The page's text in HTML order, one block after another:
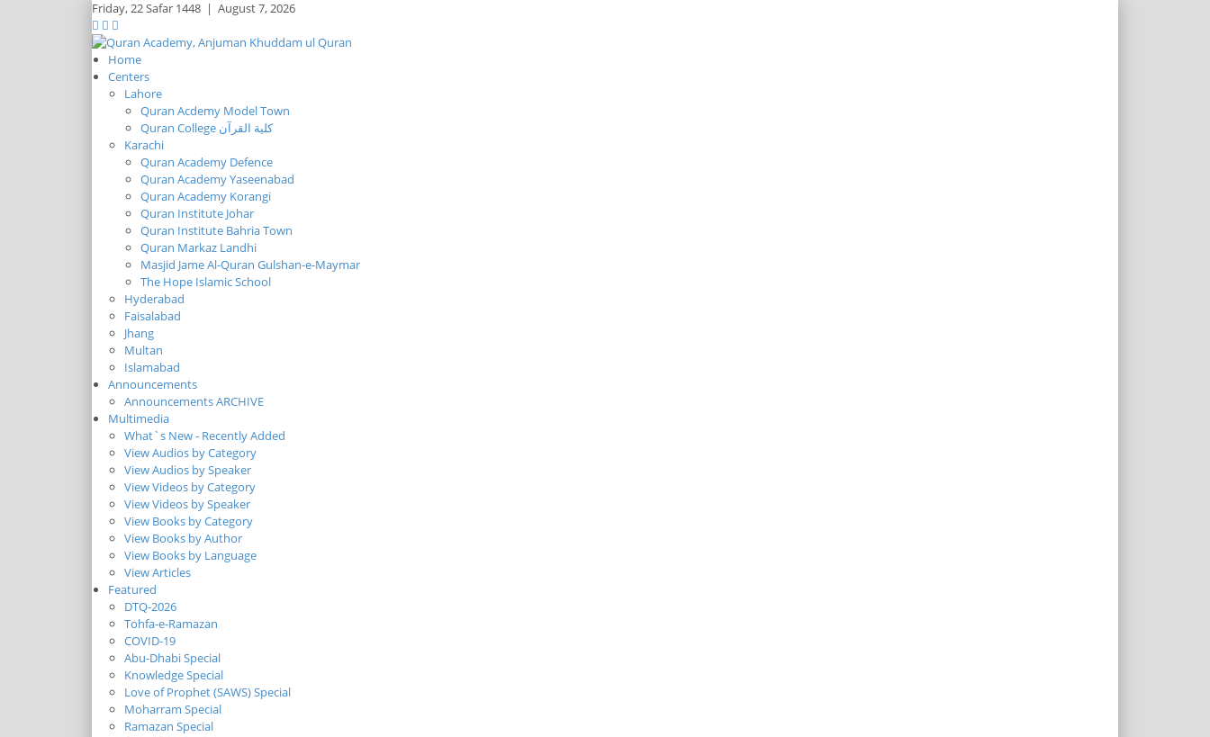
Friday,22 Safar 1448 | August 7, 2026
Home
Centers
Lahore
Quran Acdemy Model Town
Quran College كلية القرآن
Karachi
Quran Academy Defence
Quran Academy Yaseenabad
Quran Academy Korangi
Quran Institute Johar
Quran Institute Bahria Town
Quran Markaz Landhi
Masjid Jame Al-Quran Gulshan-e-Maymar
The Hope Islamic School
Hyderabad
Faisalabad
Jhang
Multan
Islamabad
Announcements
Announcements ARCHIVE
Multimedia
What`s New - Recently Added
View Audios by Category
View Audios by Speaker
View Videos by Category
View Videos by Speaker
View Books by Category
View Books by Author
View Books by Language
View Articles
Featured
DTQ-2026
Tohfa-e-Ramazan
COVID-19
Abu-Dhabi Special
Knowledge Special
Love of Prophet (SAWS) Special
Moharram Special
Ramazan Special